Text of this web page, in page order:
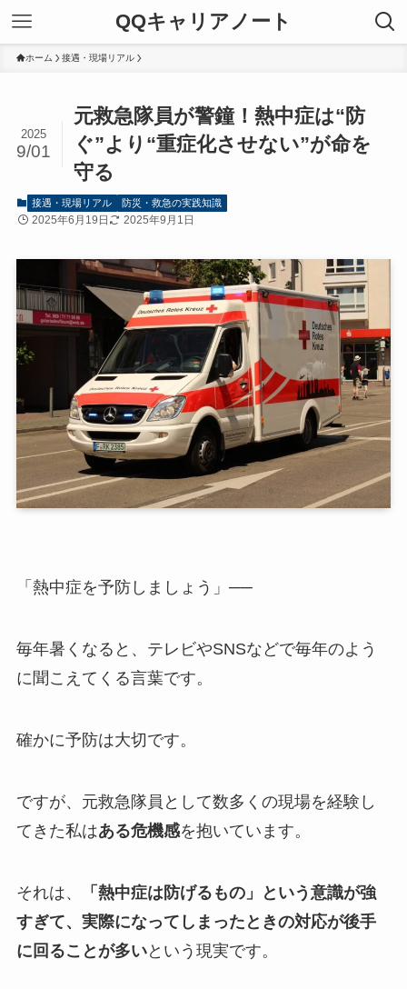
QQキャリアノート
ホーム 接遇・現場リアル
元救急隊員が警鐘！熱中症は“防
ぐ”より“重症化させない”が命を
守る
2025
9/01
接遇・現場リアル 防災・救急の実践知識
2025年6月19日 2025年9月1日
「熱中症を予防しましょう」──
毎年暑くなると、テレビやSNSなどで毎年のよう
に聞こえてくる言葉です。
確かに予防は大切です。
ですが、元救急隊員として数多くの現場を経験し
てきた私はある危機感を抱いています。
それは、
「熱中症は防げるもの」という意識が強
すぎて、実際になってしまったときの対応が後手
に回ることが多いという現実です。